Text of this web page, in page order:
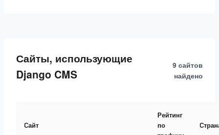
Сайты, использующие
Django CMS
9 сайтов
найдено
Сайт
Рейтинг
по